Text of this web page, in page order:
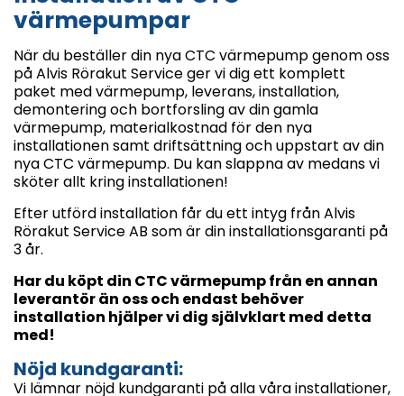
värmepumpar
När du beställer din nya CTC värmepump genom oss
på Alvis Rörakut Service ger vi dig ett komplett
paket med värmepump, leverans, installation,
demontering och bortforsling av din gamla
värmepump, materialkostnad för den nya
installationen samt driftsättning och uppstart av din
nya CTC värmepump. Du kan slappna av medans vi
sköter allt kring installationen!
Efter utförd installation får du ett intyg från Alvis
Rörakut Service AB som är din installationsgaranti på
3 år.
Har du köpt din CTC värmepump från en annan
leverantör än oss och endast behöver
installation hjälper vi dig självklart med detta
med!
Nöjd kundgaranti:
Vi lämnar nöjd kundgaranti på alla våra installationer,